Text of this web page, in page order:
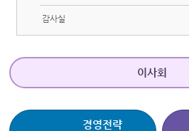
감사실
이사회
경영전략